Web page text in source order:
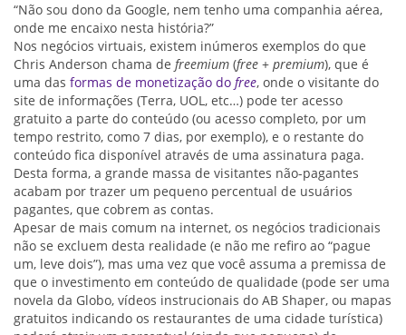
“Não sou dono da Google, nem tenho uma companhia aérea,
onde me encaixo nesta história?”
Nos negócios virtuais, existem inúmeros exemplos do que
Chris Anderson chama de freemium (free + premium), que é
uma das formas de monetização do free, onde o visitante do
site de informações (Terra, UOL, etc…) pode ter acesso
gratuito a parte do conteúdo (ou acesso completo, por um
tempo restrito, como 7 dias, por exemplo), e o restante do
conteúdo fica disponível através de uma assinatura paga.
Desta forma, a grande massa de visitantes não-pagantes
acabam por trazer um pequeno percentual de usuários
pagantes, que cobrem as contas.
Apesar de mais comum na internet, os negócios tradicionais
não se excluem desta realidade (e não me refiro ao “pague
um, leve dois”), mas uma vez que você assuma a premissa de
que o investimento em conteúdo de qualidade (pode ser uma
novela da Globo, vídeos instrucionais do AB Shaper, ou mapas
gratuitos indicando os restaurantes de uma cidade turística)